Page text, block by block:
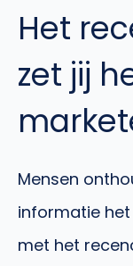
Het
zet jij
Mensen
informatie
met het